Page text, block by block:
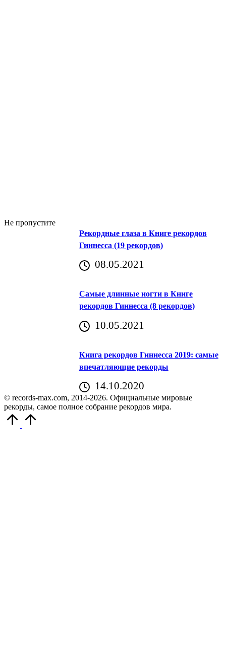
Не пропустите
Рекордные глаза в Книге рекордов
Гиннесса (19 рекордов)
08.05.2021
Самые длинные ногти в Книге
рекордов Гиннесса (8 рекордов)
10.05.2021
Книга рекордов Гиннесса 2019: самые
впечатляющие рекорды
14.10.2020
© records-max.com, 2014-2026. Официальные мировые
рекорды, самое полное собрание рекордов мира.